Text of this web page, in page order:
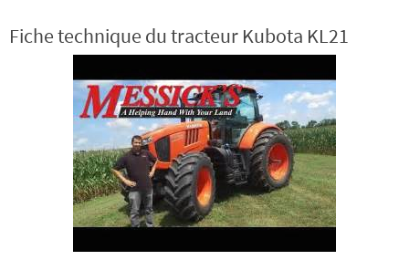
Fiche technique du tracteur Kubota KL21